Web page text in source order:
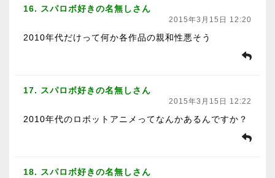
16. スパロボ好きの名無しさん
2015年3月15日 12:20
2010年代だけって何か各作品の親和性悪そう
17. スパロボ好きの名無しさん
2015年3月15日 12:22
2010年代のロボットアニメってなんかあるんですか？
18. スパロボ好きの名無しさん